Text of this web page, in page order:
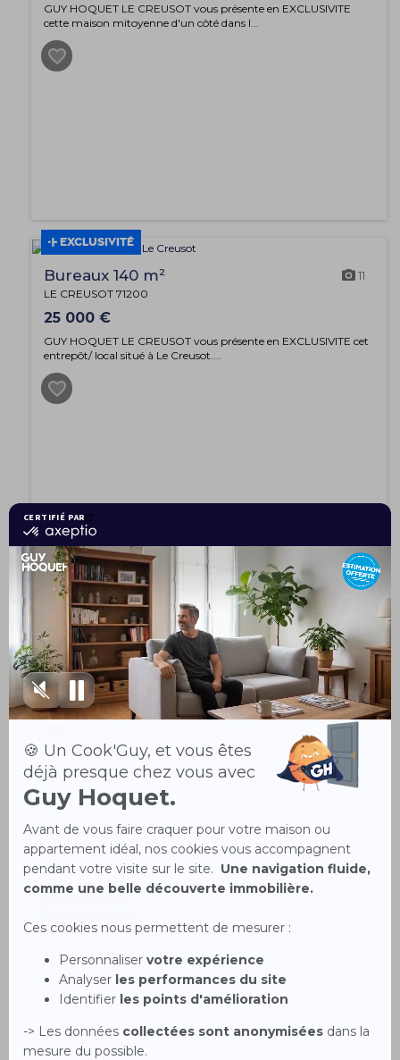
GUY HOQUET LE CREUSOT vous présente en EXCLUSIVITE
cette maison mitoyenne d'un côté dans l...
EXCLUSIVITÉ
Bureaux 140 m² 11
LE CREUSOT 71200
25 000 €
GUY HOQUET LE CREUSOT vous présente en EXCLUSIVITE cet
entrepôt/ local situé à Le Creusot....
EXCLUSIVITÉ
Maison 5 pièces 83 m²
LE CREUSOT 71200
85 000 €
Cette maison de 83 m² habitable située à LE CREUSOT (terrain
de 218 m²) est composé comme...
Immeuble 280 m²
ETANG SUR ARROUX 71190
85 000 €
** INVESTISSEURS ** GUY HOQUET LE CREUSOT vous propose